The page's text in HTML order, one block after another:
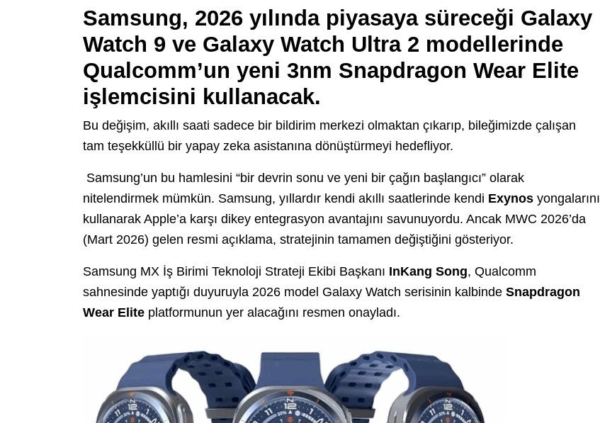
Samsung, 2026 yılında piyasaya süreceği Galaxy
Watch 9 ve Galaxy Watch Ultra 2 modellerinde
Qualcomm’un yeni 3nm Snapdragon Wear Elite
işlemcisini kullanacak.
Bu değişim, akıllı saati sadece bir bildirim merkezi olmaktan çıkarıp, bileğimizde çalışan
tam teşekküllü bir yapay zeka asistanına dönüştürmeyi hedefliyor.
Samsung’un bu hamlesini “bir devrin sonu ve yeni bir çağın başlangıcı” olarak
nitelendirmek mümkün. Samsung, yıllardır kendi akıllı saatlerinde kendi Exynos yongalarını
kullanarak Apple’a karşı dikey entegrasyon avantajını savunuyordu. Ancak MWC 2026’da
(Mart 2026) gelen resmi açıklama, stratejinin tamamen değiştiğini gösteriyor.
Samsung MX İş Birimi Teknoloji Strateji Ekibi Başkanı InKang Song, Qualcomm
sahnesinde yaptığı duyuruyla 2026 model Galaxy Watch serisinin kalbinde Snapdragon
Wear Elite platformunun yer alacağını resmen onayladı.